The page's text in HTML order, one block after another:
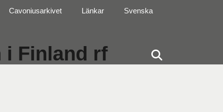
i Finland rf
Cavoniusarkivet Länkar Svenska